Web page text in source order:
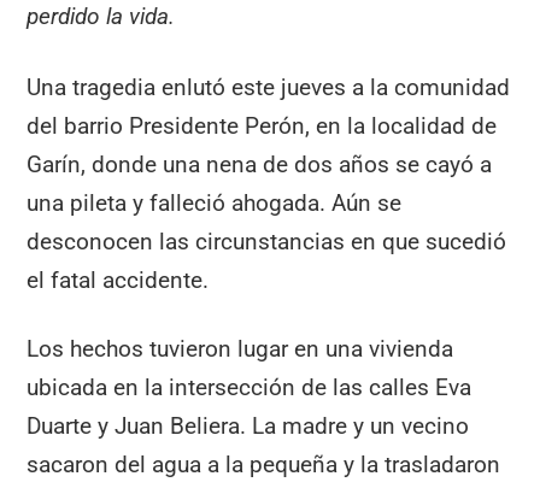
perdido la vida.
Una tragedia enlutó este jueves a la comunidad
del barrio Presidente Perón, en la localidad de
Garín, donde una nena de dos años se cayó a
una pileta y falleció ahogada. Aún se
desconocen las circunstancias en que sucedió
el fatal accidente.
Los hechos tuvieron lugar en una vivienda
ubicada en la intersección de las calles Eva
Duarte y Juan Beliera. La madre y un vecino
sacaron del agua a la pequeña y la trasladaron